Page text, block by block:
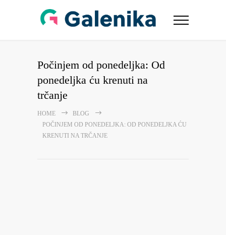
Počinjem od ponedeljka: Od
ponedeljka ću krenuti na
trčanje
HOME
BLOG
POČINJEM OD PONEDELJKA: OD PONEDELJKA ĆU
KRENUTI NA TRČANJE